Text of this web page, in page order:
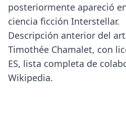
posteriormente apareció
ciencia ficción Interstellar.
Descripción anterior del
Timothée Chamalet, con
ES, lista completa de
Wikipedia.